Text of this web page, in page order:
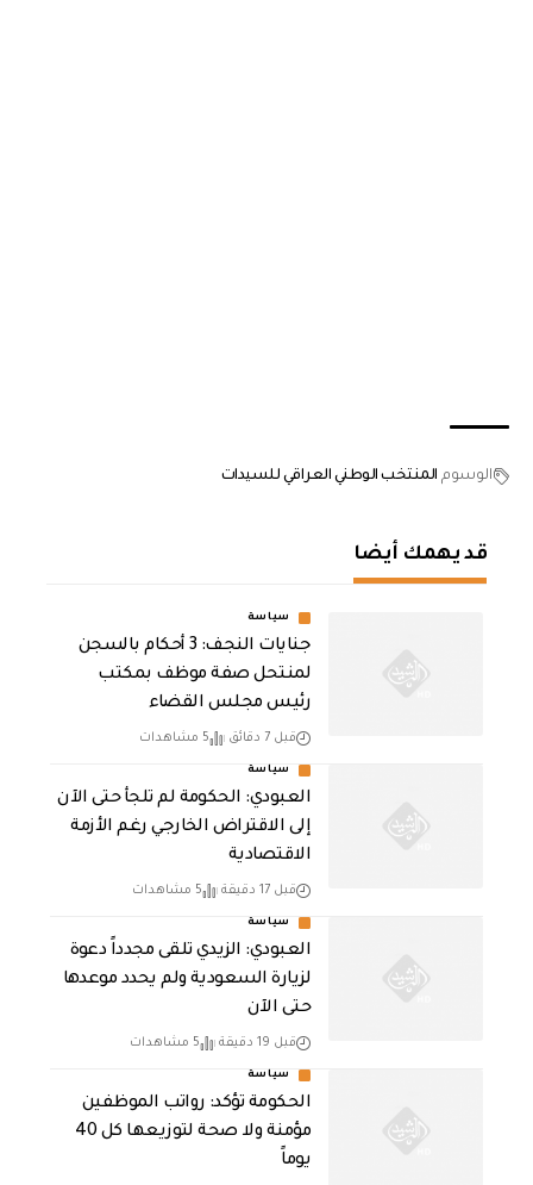
الوسوم المنتخب الوطني العراقي للسيدات
قد يهمك أيضا
سياسة
جنايات النجف: 3 أحكام بالسجن
لمنتحل صفة موظف بمكتب
رئيس مجلس القضاء
قبل 7 دقائق 5 مشاهدات
سياسة
العبودي: الحكومة لم تلجأ حتى الآن
إلى الاقتراض الخارجي رغم الأزمة
الاقتصادية
قبل 17 دقيقة 5 مشاهدات
سياسة
العبودي: الزيدي تلقى مجدداً دعوة
لزيارة السعودية ولم يحدد موعدها
حتى الآن
قبل 19 دقيقة 5 مشاهدات
سياسة
الحكومة تؤكد: رواتب الموظفين
مؤمنة ولا صحة لتوزيعها كل 40
يوماً